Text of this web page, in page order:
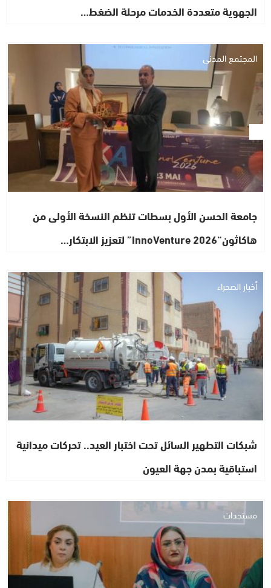
الجهوية متعددة الخدمات مرحلة الضغط…
المجتمع المدني
جامعة الحسن الأول بسطات تنظم النسخة الأولى من
هاكاثون“InnoVenture 2026” لتعزيز الابتكار…
أخبار الصحراء
شبكات التطهير السائل تحت اختبار العيد.. تحركات ميدانية
استباقية بمدن جهة العيون
مستجدات